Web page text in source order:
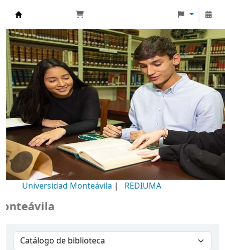
Biblioteca Universidad Monteávila
Universidad Monteávila | REDIUMA